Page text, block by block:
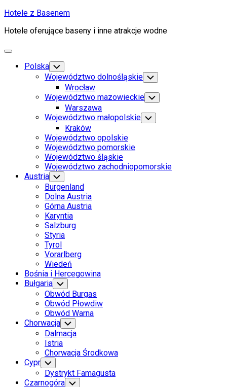
Skip
content
Hotele z Basenem
Hotele oferujące baseny i inne atrakcje wodne
Expand
Polska Toggle
Child
Menu
Województwo dolnośląskie Toggle
Child
Menu
Wrocław
Województwo mazowieckie Toggle
Child
Menu
Warszawa
Województwo małopolskie Toggle
Child
Kraków
Województwo opolskie
Województwo pomorskie
Województwo śląskie
Województwo zachodniopomorskie
Austria Toggle
Child
Menu
Burgenland
Dolna Austria
Górna Austria
Karyntia
Salzburg
Styria
Tyrol
Vorarlberg
Wiedeń
Bośnia i Hercegowina
Bułgaria Toggle
Child
Menu
Obwód Burgas
Obwód Płowdiw
Obwód Warna
Chorwacja Toggle
Child
Menu
Dalmacja
Istria
Chorwacja Środkowa
Cypr Toggle
Child
Menu
Dystrykt Famagusta
Czarnogóra Toggle